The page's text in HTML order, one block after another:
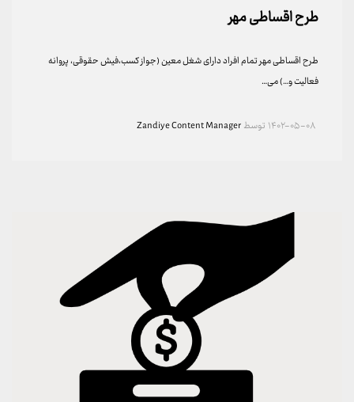
طرح اقساطی مهر
طرح اقساطی مهر تمام افراد دارای شغل معین (جواز کسب،فیش حقوقی، پروانه
فعالیت و…) می…
۱۴۰۲-۰۵-۰۸ توسطZandiye Content Manager